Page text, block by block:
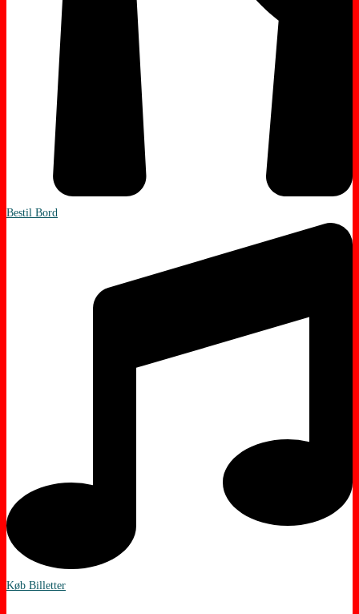
Bestil Bord
Køb Billetter